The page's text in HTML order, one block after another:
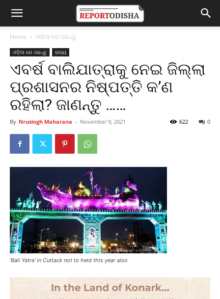
Home ଓଡ଼ିଆ ରେ ପଢନ୍ତୁ
ଓଡ଼ିଆ ରେ ପଢନ୍ତୁ ରାଜ୍ୟ
ଏବର୍ଷ ବାଲିଯାତ୍ରାକୁ ନେଇ ଜିଲ୍ଲା
ପ୍ରଶାସନର ନିଷ୍ପତ୍ତି କ’ଣ
ରହିଲା? ଜାଣନ୍ତୁ ……
By Nrusingh Maharana - November 9, 2021 0
622
'Bali Yatra' in Cuttack not to held this year also